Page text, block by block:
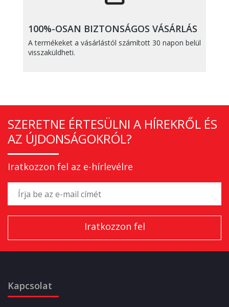
100%-OSAN BIZTONSÁGOS VÁSÁRLÁS
A termékeket a vásárlástól számított 30 napon belül
visszaküldheti.
SZERETNE ÉRTESÜLNI A HÍREKRŐL ÉS
AZ ÚJDONSÁGOKRÓL?
Iratkozzon fel az e-hírlevélre
Kapcsolat